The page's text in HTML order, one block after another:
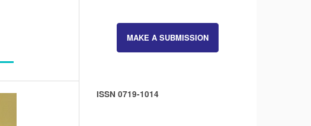
MAKE A SUBMISSION
ISSN 0719-1014